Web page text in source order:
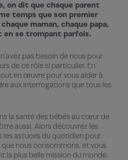
on dit que chaque parent
temps que son premier
maman, chaque papa,
en se trompant parfois.
pas besoin de nous pour
de ce rôle si particulier. En
en œuvre pour vous aider à
aux interrogations que tous les
la santé des bébés au cœur de
aussi. Alors découvrez les
les astuces du quotidien pour
nous consommons, et vous
la plus belle mission du monde.